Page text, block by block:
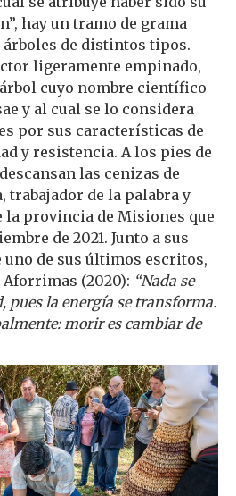
hay un tramo de grama
árboles de distintos tipos.
ligeramente empinado,
cuyo nombre científico
y al cual se lo considera
por sus características de
y resistencia. A los pies de
las cenizas de
trabajador de la palabra y
provincia de Misiones que
de 2021. Junto a sus
uno de sus últimos escritos,
(2020): “Nada se
pues la energía se transforma.
morir es cambiar de